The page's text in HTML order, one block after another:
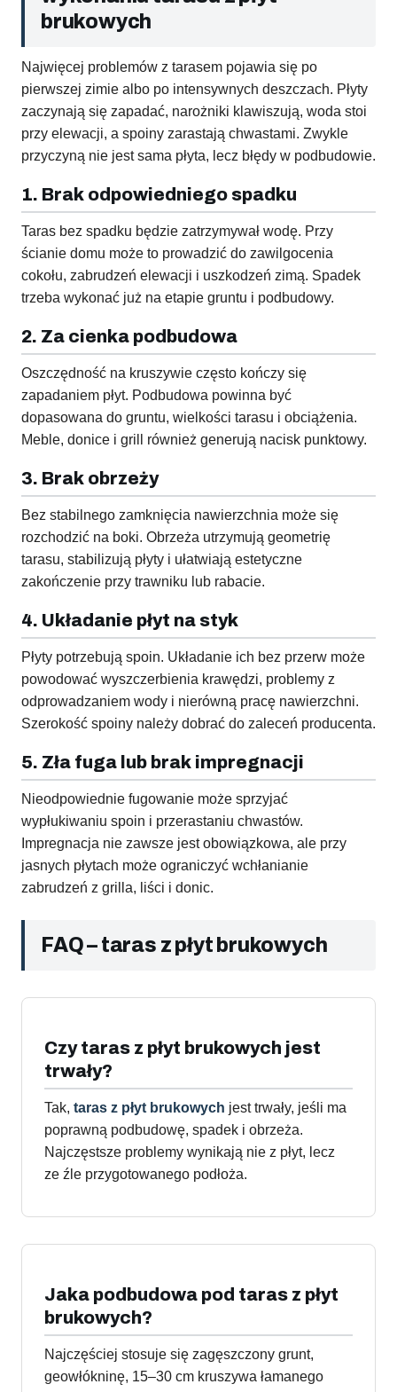
brukowych
Najwięcej problemów z tarasem pojawia się po
pierwszej zimie albo po intensywnych deszczach. Płyty
zaczynają się zapadać, narożniki klawiszują, woda stoi
przy elewacji, a spoiny zarastają chwastami. Zwykle
przyczyną nie jest sama płyta, lecz błędy w podbudowie.
1. Brak odpowiedniego spadku
Taras bez spadku będzie zatrzymywał wodę. Przy
ścianie domu może to prowadzić do zawilgocenia
cokołu, zabrudzeń elewacji i uszkodzeń zimą. Spadek
trzeba wykonać już na etapie gruntu i podbudowy.
2. Za cienka podbudowa
Oszczędność na kruszywie często kończy się
zapadaniem płyt. Podbudowa powinna być
dopasowana do gruntu, wielkości tarasu i obciążenia.
Meble, donice i grill również generują nacisk punktowy.
3. Brak obrzeży
Bez stabilnego zamknięcia nawierzchnia może się
rozchodzić na boki. Obrzeża utrzymują geometrię
tarasu, stabilizują płyty i ułatwiają estetyczne
zakończenie przy trawniku lub rabacie.
4. Układanie płyt na styk
Płyty potrzebują spoin. Układanie ich bez przerw może
powodować wyszczerbienia krawędzi, problemy z
odprowadzaniem wody i nierówną pracę nawierzchni.
Szerokość spoiny należy dobrać do zaleceń producenta.
5. Zła fuga lub brak impregnacji
Nieodpowiednie fugowanie może sprzyjać
wypłukiwaniu spoin i przerastaniu chwastów.
Impregnacja nie zawsze jest obowiązkowa, ale przy
jasnych płytach może ograniczyć wchłanianie
zabrudzeń z grilla, liści i donic.
FAQ – taras z płyt brukowych
Czy taras z płyt brukowych jest
trwały?
Tak, taras z płyt brukowych jest trwały, jeśli ma
poprawną podbudowę, spadek i obrzeża.
Najczęstsze problemy wynikają nie z płyt, lecz
ze źle przygotowanego podłoża.
Jaka podbudowa pod taras z płyt
brukowych?
Najczęściej stosuje się zagęszczony grunt,
geowłókninę, 15–30 cm kruszywa łamanego